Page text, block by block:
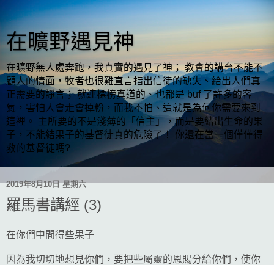
在曠野遇見神
在曠野無人處奔跑，我真實的遇見了神； 教會的講台不能不
顧人的情面，牧者也很難直言指出信徒的缺失、給出人們真
正需要的諍言； 就連標榜真道的、也都是 buf 了許多的客
氣，害怕人會走會掉粉，而我不怕、這就是為何你需要來到
這裡。 主所要的不是淺薄的「信主」，而是要結出生命的果
子，不能結果子的基督徒真的危險了！ 你還在當一個僅僅得
救的基督徒嗎?
2019年8月10日 星期六
羅馬書講經 (3)
在你們中間得些果子
因為我切切地想見你們，要把些屬靈的恩賜分給你們，使你